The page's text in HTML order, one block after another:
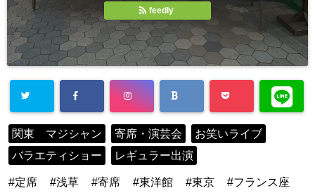
feedly
関東 マジシャン 寄席・演芸会
お笑いライブ
バラエティショー
レギュラー出演
定席 浅草 寄席 東洋館 東京
フランス座